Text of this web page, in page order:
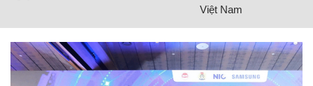
Việt Nam